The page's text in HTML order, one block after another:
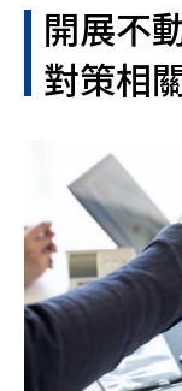
開展不
對策相